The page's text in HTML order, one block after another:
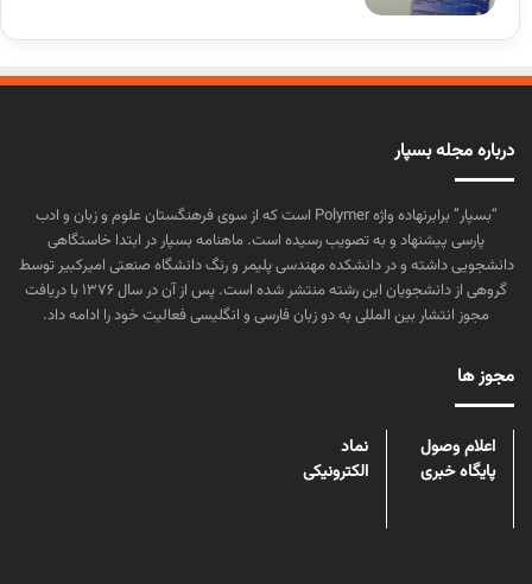
درباره مجله بسپار
“بسپار” برابرنهاده واژه Polymer است که از سوی فرهنگستان علوم و زبان و ادب
پارسی پیشنهاد و به تصویب رسیده است. ماهنامه بسپار در ابتدا خاستگاهی
دانشجویی داشته و در دانشکده مهندسی پلیمر و رنگ دانشگاه صنعتی امیرکبیر توسط
گروهی از دانشجویان این رشته منتشر شده است. پس از آن در سال ۱۳۷۶ با دریافت
مجوز انتشار بین المللی به دو زبان فارسی و انگلیسی فعالیت خود را ادامه داد.
مجوز ها
اعلام وصول
پایگاه خبری
نماد
الکترونیکی